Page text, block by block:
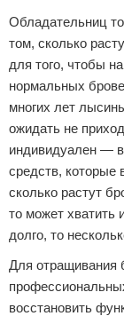
Обладательниц
том, сколько
для того, чтобы
нормальных
многих лет
ожидать не
индивидуален — в
средств, которые
сколько растут
то может хватить
долго, то
Для отращивания
восстановить